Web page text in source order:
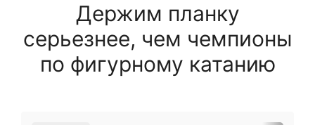
Держим планку
серьезнее, чем чемпионы
по фигурному катанию